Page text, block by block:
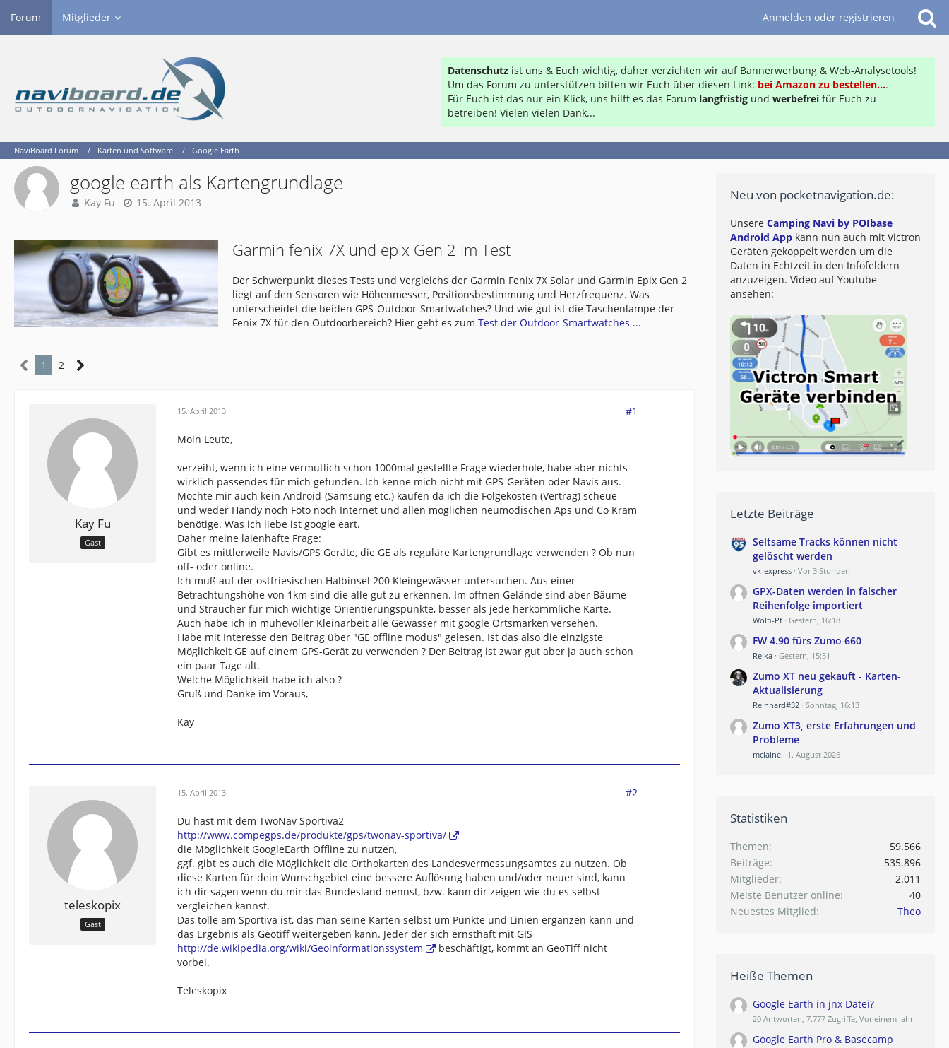
Forum Mitglieder Anmelden oder registrieren
Datenschutz ist uns & Euch wichtig, daher verzichten wir auf Bannerwerbung & Web-Analysetools!
Um das Forum zu unterstützen bitten wir Euch über diesen Link: bei Amazon zu bestellen....
Für Euch ist das nur ein Klick, uns hilft es das Forum langfristig und werbefrei für Euch zu
betreiben! Vielen vielen Dank...
NaviBoard Forum Karten und Software Google Earth
google earth als Kartengrundlage
Kay Fu 15. April 2013
Garmin fenix 7X und epix Gen 2 im Test
Der Schwerpunkt dieses Tests und Vergleichs der Garmin Fenix 7X Solar und Garmin Epix Gen 2
liegt auf den Sensoren wie Höhenmesser, Positionsbestimmung und Herzfrequenz. Was
unterscheidet die beiden GPS-Outdoor-Smartwatches? Und wie gut ist die Taschenlampe der
Fenix 7X für den Outdoorbereich? Hier geht es zumTest der Outdoor-Smartwatches ...
1 2
Kay Fu
Gast
15. April 2013 #1
Moin Leute,
verzeiht, wenn ich eine vermutlich schon 1000mal gestellte Frage wiederhole, habe aber nichts
wirklich passendes für mich gefunden. Ich kenne mich nicht mit GPS-Geräten oder Navis aus.
Möchte mir auch kein Android-(Samsung etc.) kaufen da ich die Folgekosten (Vertrag) scheue
und weder Handy noch Foto noch Internet und allen möglichen neumodischen Aps und Co Kram
benötige. Was ich liebe ist google eart.
Daher meine laienhafte Frage:
Gibt es mittlerweile Navis/GPS Geräte, die GE als reguläre Kartengrundlage verwenden ? Ob nun
off- oder online.
Ich muß auf der ostfriesischen Halbinsel 200 Kleingewässer untersuchen. Aus einer
Betrachtungshöhe von 1km sind die alle gut zu erkennen. Im offnen Gelände sind aber Bäume
und Sträucher für mich wichtige Orientierungspunkte, besser als jede herkömmliche Karte.
Auch habe ich in mühevoller Kleinarbeit alle Gewässer mit google Ortsmarken versehen.
Habe mit Interesse den Beitrag über "GE offline modus" gelesen. Ist das also die einzigste
Möglichkeit GE auf einem GPS-Gerät zu verwenden ? Der Beitrag ist zwar gut aber ja auch schon
ein paar Tage alt.
Welche Möglichkeit habe ich also ?
Gruß und Danke im Voraus,
Kay
teleskopix
Gast
15. April 2013 #2
Du hast mit dem TwoNav Sportiva2
http://www.compegps.de/produkte/gps/twonav-sportiva/
die Möglichkeit GoogleEarth Offline zu nutzen,
ggf. gibt es auch die Möglichkeit die Orthokarten des Landesvermessungsamtes zu nutzen. Ob
diese Karten für dein Wunschgebiet eine bessere Auflösung haben und/oder neuer sind, kann
ich dir sagen wenn du mir das Bundesland nennst, bzw. kann dir zeigen wie du es selbst
vergleichen kannst.
Das tolle am Sportiva ist, das man seine Karten selbst um Punkte und Linien ergänzen kann und
das Ergebnis als Geotiff weitergeben kann. Jeder der sich ernsthaft mit GIS
http://de.wikipedia.org/wiki/Geoinformationssystem
beschäftigt, kommt an GeoTiff nicht
vorbei.
Teleskopix
Neu von pocketnavigation.de:
Unsere Camping Navi by POIbase
Android App kann nun auch mit Victron
Geräten gekoppelt werden um die
Daten in Echtzeit in den Infofeldern
anzuzeigen. Video auf Youtube
ansehen:
Letzte Beiträge
Seltsame Tracks können nicht
gelöscht werden
vk-express Vor 3 Stunden
GPX-Daten werden in falscher
Reihenfolge importiert
Wolfi-Pf Gestern, 16:18
FW 4.90 fürs Zumo 660
Reika Gestern, 15:51
Zumo XT neu gekauft - Karten-
Aktualisierung
Reinhard#32 Sonntag, 16:13
Zumo XT3, erste Erfahrungen und
Probleme
mclaine 1. August 2026
Statistiken
Themen
59.566
Beiträge
535.896
Mitglieder
2.011
Meiste Benutzer online
40
Neuestes Mitglied
Theo
Heiße Themen
Google Earth in jnx Datei?
20 Antworten, 7.777 Zugriffe, Vor einem Jahr
Google Earth Pro & Basecamp